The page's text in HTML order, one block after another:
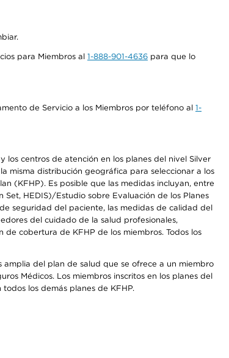
para Miembros al 1-888-901-4636 para que lo
de Servicio a los Miembros por teléfono al 1-
los centros de atención en los planes del nivel Silver
misma distribución geográfica para seleccionar a los
(KFHP). Es posible que las medidas incluyan, entre
HEDIS)/Estudio sobre Evaluación de los Planes
seguridad del paciente, las medidas de calidad del
del cuidado de la salud profesionales,
cobertura de KFHP de los miembros. Todos los
del plan de salud que se ofrece a un miembro
Médicos. Los miembros inscritos en los planes del
los demás planes de KFHP.